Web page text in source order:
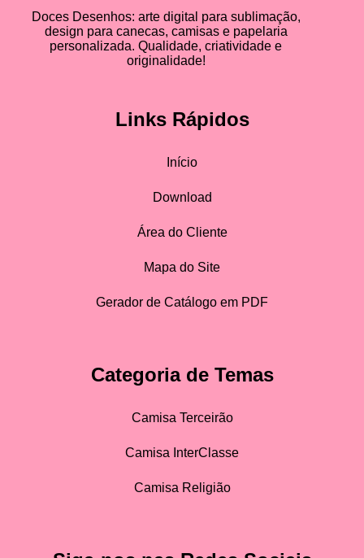
Doces Desenhos: arte digital para sublimação,
design para canecas, camisas e papelaria
personalizada. Qualidade, criatividade e
originalidade!
Links Rápidos
Início
Download
Área do Cliente
Mapa do Site
Gerador de Catálogo em PDF
Categoria de Temas
Camisa Terceirão
Camisa InterClasse
Camisa Religião